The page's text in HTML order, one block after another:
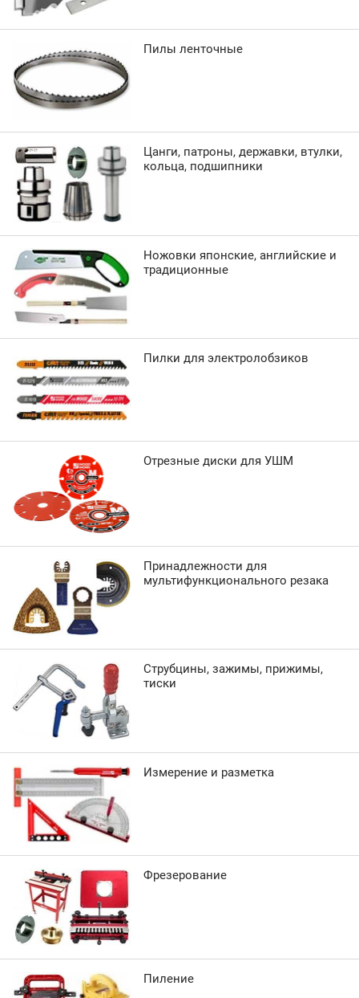
Пилы ленточные
Цанги, патроны, державки, втулки,
кольца, подшипники
Ножовки японские, английские и
традиционные
Пилки для электролобзиков
Отрезные диски для УШМ
Принадлежности для
мультифункционального резака
Струбцины, зажимы, прижимы,
тиски
Измерение и разметка
Фрезерование
Пиление